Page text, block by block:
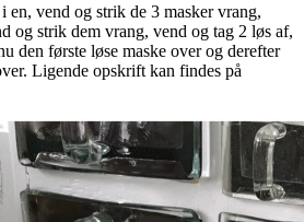
en, vend og strik de 3 masker vrang,
og strik dem vrang, vend og tag 2 løs af,
den første løse maske over og derefter
Ligende opskrift kan findes på